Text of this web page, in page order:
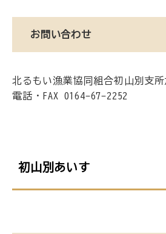
お問い合わせ
北るもい漁業協同組合初山別支
電話・FAX 0164-67-2252
初山別あいす